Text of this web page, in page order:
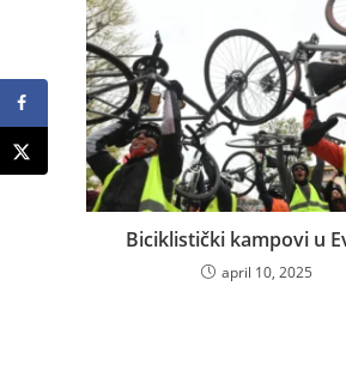
Biciklistički kampovi u
april 10, 2025